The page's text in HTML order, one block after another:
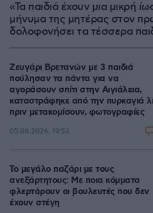
«Τα παιδιά έχουν μια μικρή
μήνυμα της μητέρας στον
δολοφονήσει τα τέσσερα
Ζευγάρι Βρετανών με 3 παιδιά
πούλησαν τα πάντα για να
αγοράσουν σπίτι στην Αιγιάλεια,
καταστράφηκε από την πυρκαγιά
πριν μετακομίσουν, φωτογραφίες
05.08.2026, 19:53
Το μεγάλο παζάρι με τους
ανεξάρτητους: Με ποια κόμματα
φλερτάρουν οι βουλευτές που δεν
έχουν στέγη